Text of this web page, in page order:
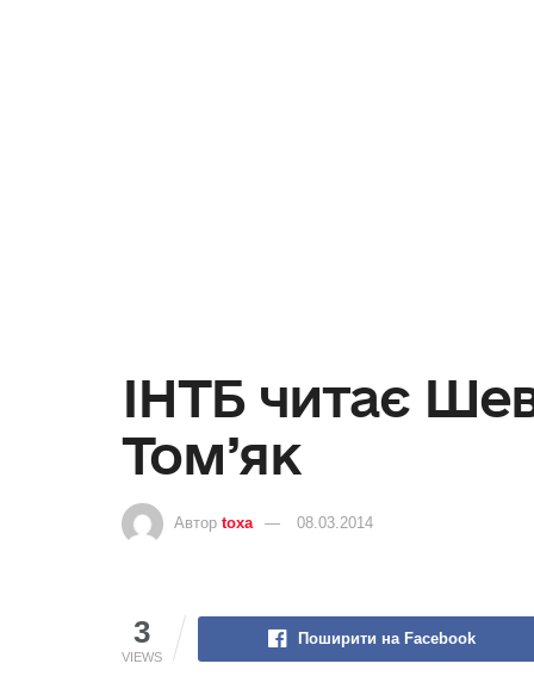
ІНТБ читає
Том’як
Автор toxa 08.03.2014
3
VIEWS
Поширити на Facebook